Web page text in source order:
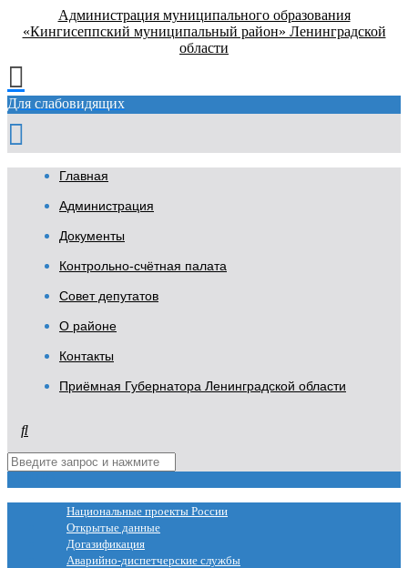
Администрация муниципального образования
«Кингисеппский муниципальный район» Ленинградской
области
Для слабовидящих
Главная
Администрация
Документы
Контрольно-счётная палата
Совет депутатов
О районе
Контакты
Приёмная Губернатора Ленинградской области
Национальные проекты России
Открытые данные
Догазификация
Аварийно-диспетчерские службы